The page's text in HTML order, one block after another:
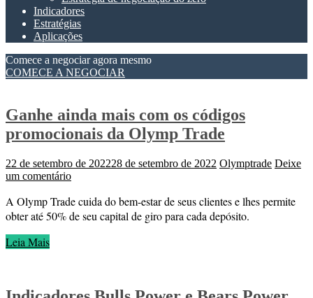
Indicadores
Estratégias
Aplicações
Comece a negociar agora mesmo
COMECE A NEGOCIAR
Ganhe ainda mais com os códigos
promocionais da Olymp Trade
22 de setembro de 202228 de setembro de 2022 Olymptrade Deixe
um comentário
A Olymp Trade cuida do bem-estar de seus clientes e lhes permite
obter até 50% de seu capital de giro para cada depósito.
Leia Mais